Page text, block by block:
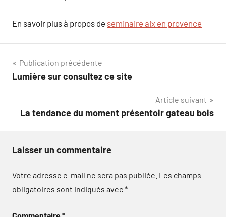
En savoir plus à propos de seminaire aix en provence
Navigation
de
Publication précédente
Lumière sur consultez ce site
Article suivant
La tendance du moment présentoir gateau bois
Laisser un commentaire
Votre adresse e-mail ne sera pas publiée. Les champs
obligatoires sont indiqués avec*